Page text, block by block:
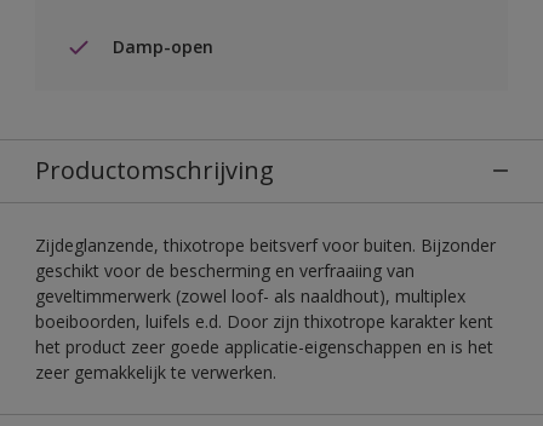
Damp-open
Productomschrijving
Zijdeglanzende, thixotrope beitsverf voor buiten. Bijzonder
geschikt voor de bescherming en verfraaiing van
geveltimmerwerk (zowel loof- als naaldhout), multiplex
boeiboorden, luifels e.d. Door zijn thixotrope karakter kent
het product zeer goede applicatie-eigenschappen en is het
zeer gemakkelijk te verwerken.